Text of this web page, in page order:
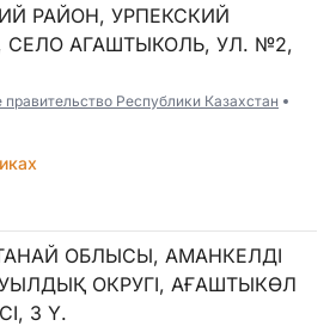
РАЙОН, УРПЕКСКИЙ
СЕЛО АГАШТЫКОЛЬ, УЛ. №2,
правительство Республики Казахстан
ОБЛЫСЫ, АМАНКЕЛДІ
ОКРУГІ, АҒАШТЫКӨЛ
3 Ү.